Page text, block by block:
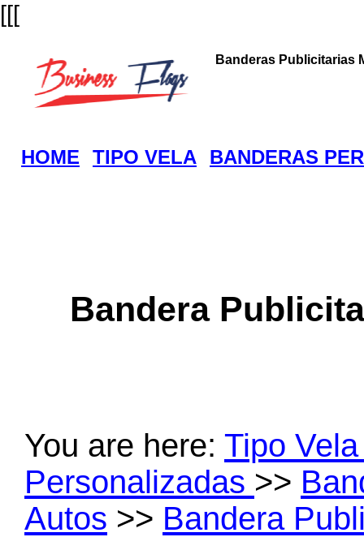
[[[
Banderas Publicitarias
HOME TIPO VELA BANDERAS
Bandera
You are here: Tipo
Personalizadas >>
Autos >> Bandera